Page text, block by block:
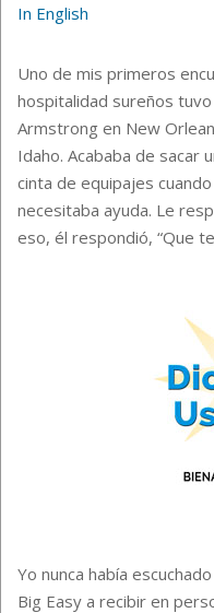
In English
Uno de mis primeros
hospitalidad sureños
Armstrong en New
Idaho. Acababa de sacar
cinta de equipajes
necesitaba ayuda. Le
eso, él respondió, “Que
Yo nunca había
Big Easy a recibir en